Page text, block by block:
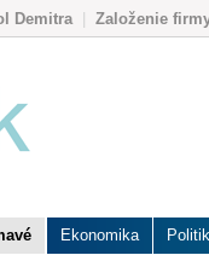
Demitra| Založenie
Ekonomika